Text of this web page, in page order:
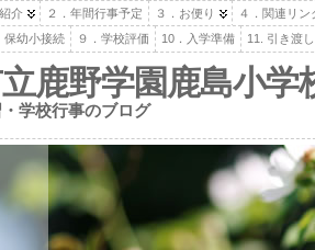
介 ２．年間行事予定 ３．お便り
４．関連リン
保幼小接続 ９．学校評価 10．入学準備 11. 引き渡
鹿野学園鹿島小学
学校行事のブログ